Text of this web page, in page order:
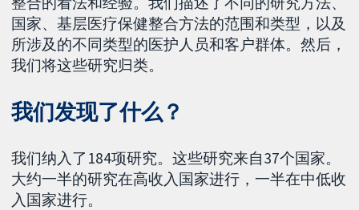
国家、基层医疗保健整合方法的范围和类型，以及
所涉及的不同类型的医护人员和客户群体。然后，
我们将这些研究归类。
我们发现了什么？
我们纳入了184项研究。这些研究来自37个国家。
大约一半的研究在高收入国家进行，一半在中低收
入国家进行。